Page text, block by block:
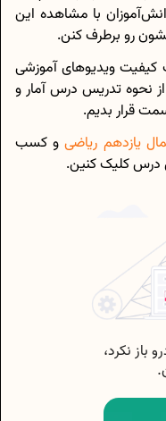
با مشاهده این
رو برطرف کنن.
کیفیت ویدیوهای آموزشی
نحوه تدریس درس آمار و
قرار بدیم.
یازدهم ریاضیو کسب
درس کلیک کنین.